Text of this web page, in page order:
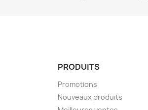
PRODUITS
Promotions
Nouveaux produits